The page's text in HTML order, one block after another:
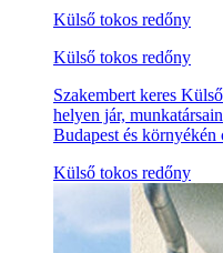
Külső tokos redőny
Külső tokos redőny
Szakembert keres
helyen jár,
Budapest és
Külső tokos redőny